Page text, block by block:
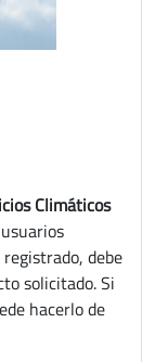
Climáticos
debe
solicitado. Si
hacerlo de